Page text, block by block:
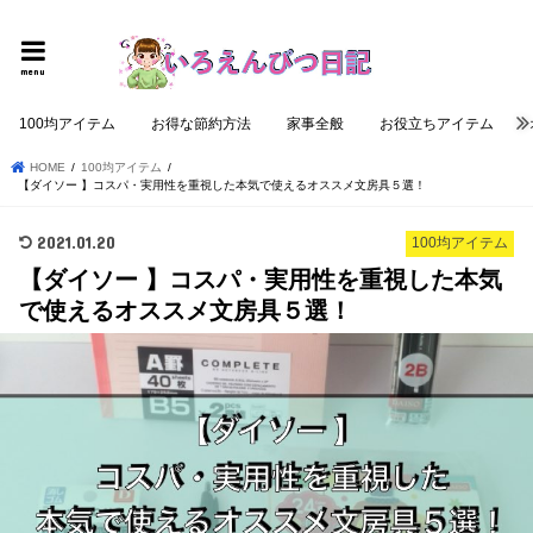
menu
100均アイテム お得な節約方法 家事全般 お役立ちアイテム
HOME
100均アイテム
【ダイソー 】コスパ・実用性を重視した本気で使えるオススメ文房具５選！
100均アイテム
2021.01.20
【ダイソー 】コスパ・実用性を重視した本気
で使えるオススメ文房具５選！